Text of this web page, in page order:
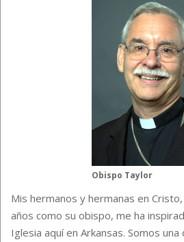
Obispo Taylor
Mis hermanos y hermanas en
años como su obispo, me ha
Iglesia aquí en Arkansas. Somos